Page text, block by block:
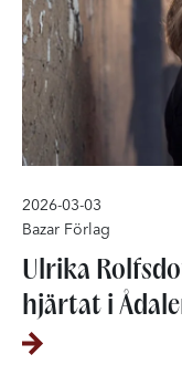
2026-03-03
Bazar Förlag
Ulrika
hjärtat i